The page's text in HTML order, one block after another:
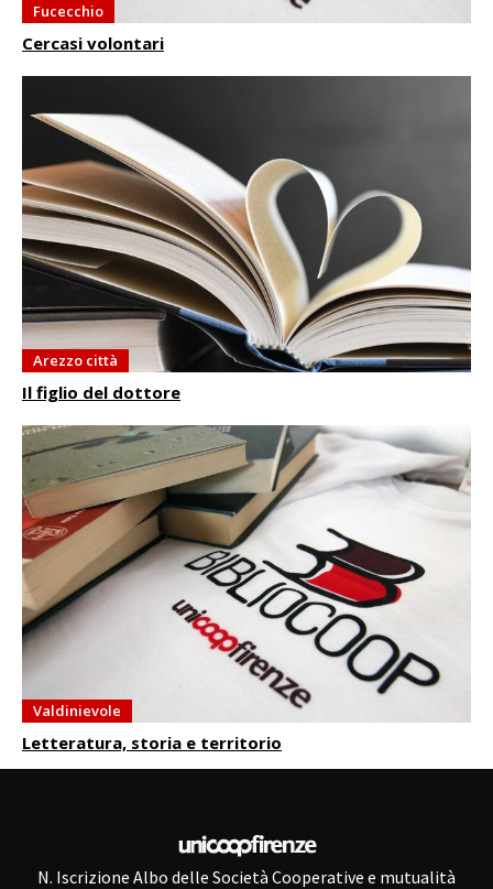
Fucecchio
Cercasi volontari
Arezzo città
Il figlio del dottore
Valdinievole
Letteratura, storia e territorio
N. Iscrizione Albo delle Società Cooperative e mutualità